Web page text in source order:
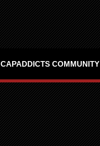
CAPADDICTS COMMUNITY